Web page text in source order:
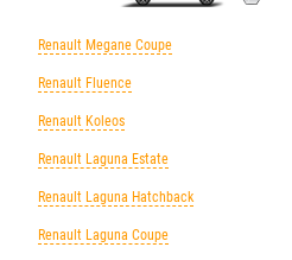
Renault Megane Coupe
Renault Fluence
Renault Koleos
Renault Laguna Estate
Renault Laguna Hatchback
Renault Laguna Coupe